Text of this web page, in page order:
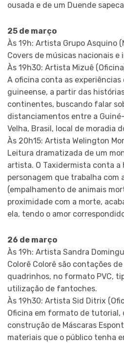
ousada e de um Duende
25 de março
Às 19h: Artista Grupo Asquino
Covers de músicas nacionais e
Às 19h30: Artista Mizuê
A oficina conta as
guineense, a partir das
continentes, buscando falar
distanciamentos entre a
Velha, Brasil, local de moradia
Às 20h15: Artista Welington
Leitura dramatizada de um
artista. O Taxidermista conta a
personagem que trabalha com
(empalhamento de animais
proximidade com a morte,
ela, tendo o amor
26 de março
Às 19h: Artista Sandra
Colorê Colorê são contações
quadrinhos, no formato PVC,
utilização de fantoches.
Às 19h30: Artista Sid Ditrix
Oficina em formato de tutorial,
construção de Máscaras
materiais que o público tenha